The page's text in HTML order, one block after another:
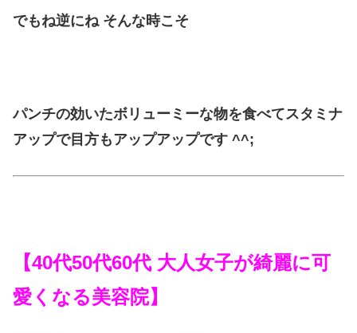
でもね逆にね そんな時こそ
パンチの効いたボリューミーな物を食べてスタミナ
アップで目方もアップアップです ^^;
【40代50代60代 大人女子が綺麗に可
愛くなる美容院】